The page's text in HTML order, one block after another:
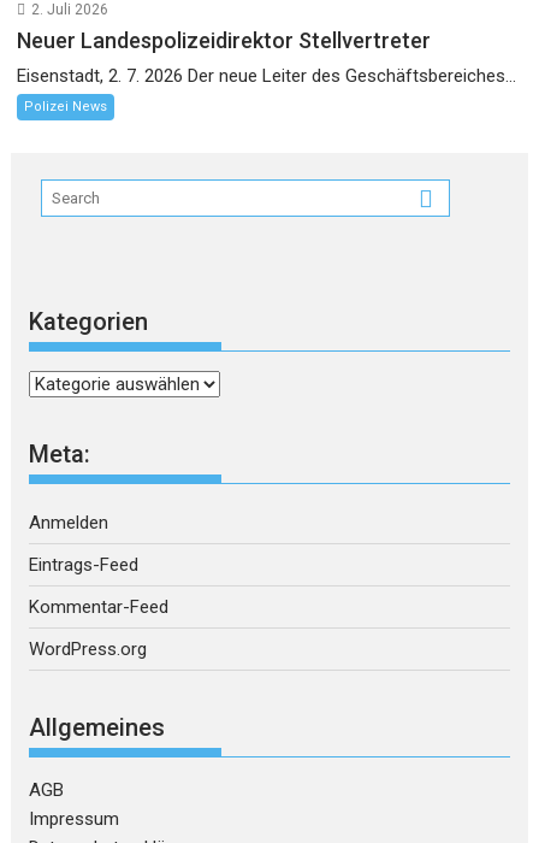
2. Juli 2026
Neuer Landespolizeidirektor Stellvertreter
Eisenstadt, 2. 7. 2026 Der neue Leiter des Geschäftsbereiches...
Polizei News
Kategorien
Kategorien
Meta:
Anmelden
Eintrags-Feed
Kommentar-Feed
WordPress.org
Allgemeines
AGB
Impressum